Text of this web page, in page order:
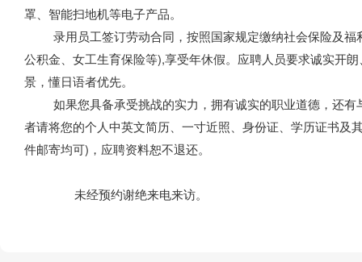
罩、智能扫地机等电子产品。
录用员工签订劳动合同，按照国家规定缴纳社会保险及福
公积金、女工生育保险等),享受年休假。应聘人员要求诚实开
景，懂日语者优先。
如果您具备承受挑战的实力，拥有诚实的职业道德，还有
者请将您的个人中英文简历、一寸近照、身份证、学历证书
件邮寄均可)，应聘资料恕不退还。
未经预约谢绝来电来访。